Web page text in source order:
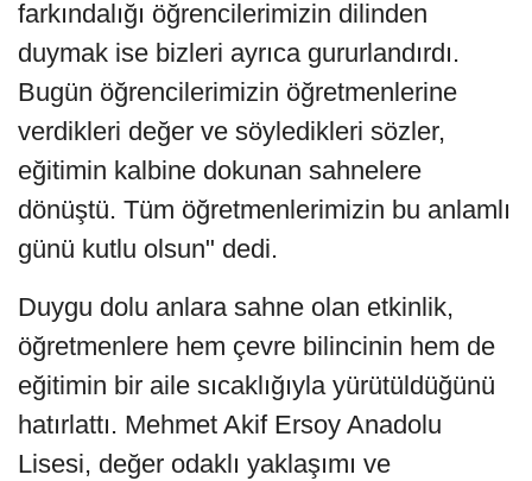
farkındalığı öğrencilerimizin dilinden
duymak ise bizleri ayrıca gururlandırdı.
Bugün öğrencilerimizin öğretmenlerine
verdikleri değer ve söyledikleri sözler,
eğitimin kalbine dokunan sahnelere
dönüştü. Tüm öğretmenlerimizin bu anlamlı
günü kutlu olsun" dedi.
Duygu dolu anlara sahne olan etkinlik,
öğretmenlere hem çevre bilincinin hem de
eğitimin bir aile sıcaklığıyla yürütüldüğünü
hatırlattı. Mehmet Akif Ersoy Anadolu
Lisesi, değer odaklı yaklaşımı ve